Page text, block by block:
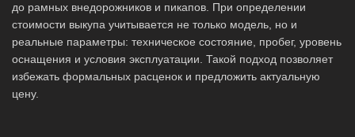
до рамных внедорожников и пикапов. При определении
стоимости выкупа учитывается не только модель, но и
реальные параметры: техническое состояние, пробег, уровень
оснащения и условия эксплуатации. Такой подход позволяет
избежать формальных расценок и предложить актуальную
цену.